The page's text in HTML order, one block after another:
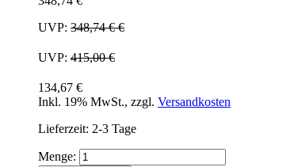
UVP: 348,74 €€
UVP: 415,00 €
134,67 €
Inkl. 19% MwSt., zzgl. Versandkosten
Lieferzeit: 2-3 Tage
Menge: